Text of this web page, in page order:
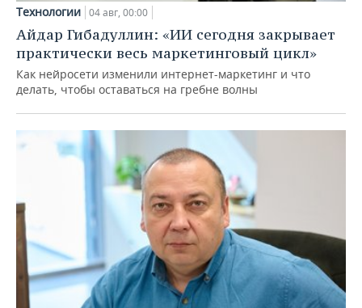
Технологии 04 авг, 00:00
Айдар Гибадуллин: «ИИ сегодня закрывает
практически весь маркетинговый цикл»
Как нейросети изменили интернет-маркетинг и что
делать, чтобы оставаться на гребне волны